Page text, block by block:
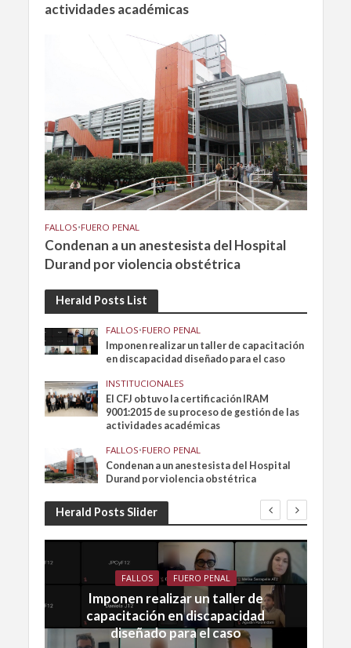
actividades académicas
FALLOS•FUERO PENAL
Condenan a un anestesista del Hospital
Durand por violencia obstétrica
Herald Posts List
FALLOS•FUERO PENAL
Imponen realizar un taller de capacitación
en discapacidad diseñado para el caso
INSTITUCIONALES
El CFJ obtuvo la certificación IRAM
9001:2015 de su proceso de gestión de las
actividades académicas
FALLOS•FUERO PENAL
Condenan a un anestesista del Hospital
Durand por violencia obstétrica
Herald Posts Slider
FALLOS FUERO PENAL
Imponen realizar un taller de
capacitación en discapacidad
diseñado para el caso